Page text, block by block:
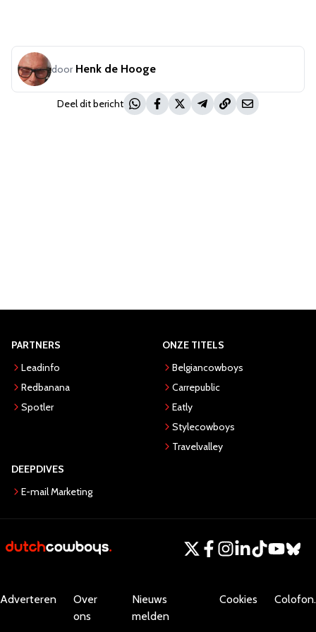
door Henk de Hooge
Deel dit bericht
PARTNERS
Leadinfo
Redbanana
Spotler
ONZE TITELS
Belgiancowboys
Carrepublic
Eatly
Stylecowboys
Travelvalley
DEEPDIVES
E-mail Marketing
Adverteren
Over
ons
Nieuws
melden
Cookies Colofon.